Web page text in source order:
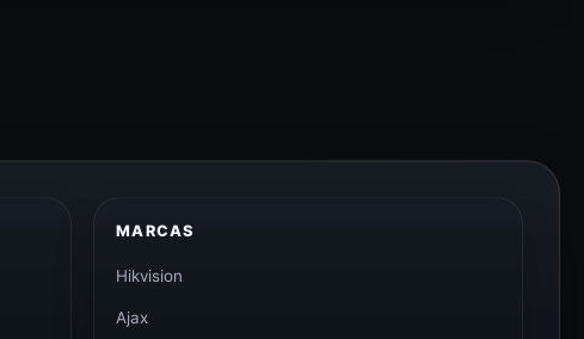
MARCAS
Hikvision
Ajax